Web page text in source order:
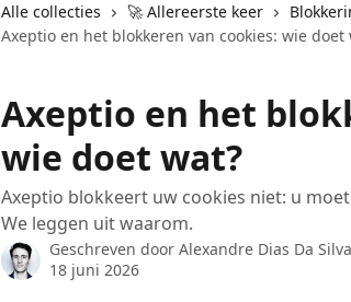
Alle collecties 🚀 Allereerste keer
Axeptio en het blokkeren van cookies: wie doet
Axeptio en het
wie doet wat?
Axeptio blokkeert uw cookies niet: u
We leggen uit waarom.
Geschreven door Alexandre Dias Da Silva
18 juni 2026